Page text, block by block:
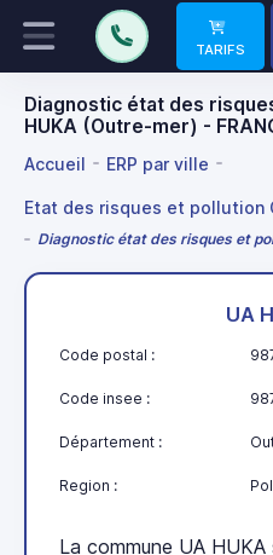
TARIFS
Diagnostic état des
HUKA (Outre-mer) -
Accueil ERP par ville
Etat des risques et pollution
Diagnostic état des risques et
UA
Code postal :
Code insee :
Département :
Region :
La commune UA